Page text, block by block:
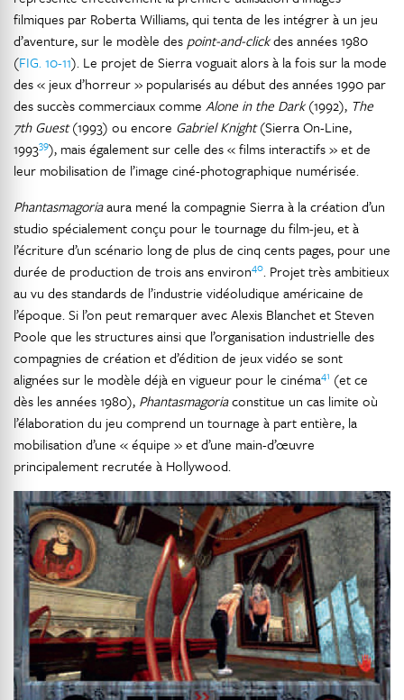
filmiques par Roberta Williams, qui tenta de les intégrer à un jeu
d’aventure, sur le modèle des point-and-clickdes années 1980
(FIG. 10-11). Le projet de Sierra voguait alors à la fois sur la mode
des « jeux d’horreur » popularisés au début des années 1990 par
des succès commerciaux comme Alone in the Dark(1992), The
7th Guest(1993) ou encore Gabriel Knight(Sierra On-Line,
199339), mais également sur celle des « films interactifs » et de
leur mobilisation de l’image ciné-photographique numérisée.
Phantasmagoriaaura mené la compagnie Sierra à la création d’un
studio spécialement conçu pour le tournage du film-jeu, et à
l’écriture d’un scénario long de plus de cinq cents pages, pour une
durée de production de trois ans environ40. Projet très ambitieux
au vu des standards de l’industrie vidéoludique américaine de
l’époque. Si l’on peut remarquer avec Alexis Blanchet et Steven
Poole que les structures ainsi que l’organisation industrielle des
compagnies de création et d’édition de jeux vidéo se sont
alignées sur le modèle déjà en vigueur pour le cinéma41 (et ce
dès les années 1980), Phantasmagoriaconstitue un cas limite où
l’élaboration du jeu comprend un tournage à part entière, la
mobilisation d’une « équipe » et d’une main-d’œuvre
principalement recrutée à Hollywood.